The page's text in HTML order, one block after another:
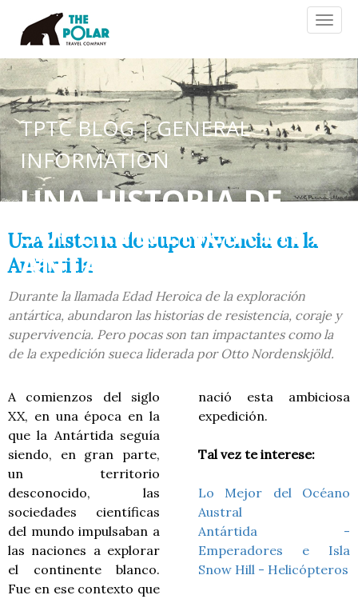
TPTC BLOG | GENERAL
INFORMATION
UNA HISTORIA DE
SUPERVIVENCIA EN LA
ANTÁRTIDA
Una historia de supervivencia en la
Antártida
Durante la llamada Edad Heroica de la exploración
antártica, abundaron las historias de resistencia, coraje y
supervivencia. Pero pocas son tan impactantes como la
de la expedición sueca liderada por Otto Nordenskjöld.
A comienzos del siglo
XX, en una época en la
que la Antártida seguía
siendo, en gran parte,
un territorio
desconocido, las
sociedades científicas
del mundo impulsaban a
las naciones a explorar
el continente blanco.
Fue en ese contexto que
nació esta ambiciosa
expedición.
Tal vez te interese:
Lo Mejor del Océano
Austral
Antártida -
Emperadores e Isla
Snow Hill - Helicópteros